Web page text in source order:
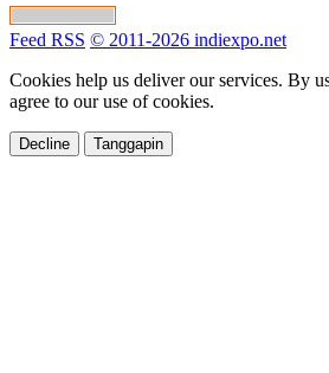
Feed RSS © 2011-2026 indiexpo.net
Cookies help us deliver our services. By
agree to our use of cookies.
Decline Tanggapin